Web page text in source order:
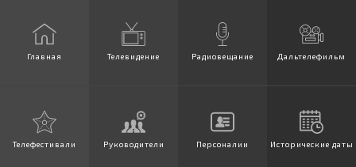
Главная Телевидение Радиовещание Дальтелефильм
Телефестивали Руководители Персоналии Исторические даты